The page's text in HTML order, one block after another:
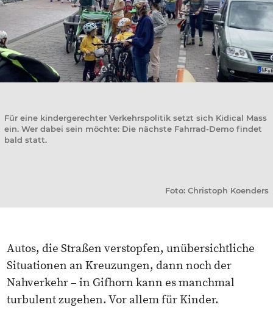
Für eine kindergerechter Verkehrspolitik setzt sich Kidical Mass
ein. Wer dabei sein möchte: Die nächste Fahrrad-Demo findet
bald statt.
Foto: Christoph Koenders
Autos, die Straßen verstopfen, unübersichtliche
Situationen an Kreuzungen, dann noch der
Nahverkehr – in Gifhorn kann es manchmal
turbulent zugehen. Vor allem für Kinder.